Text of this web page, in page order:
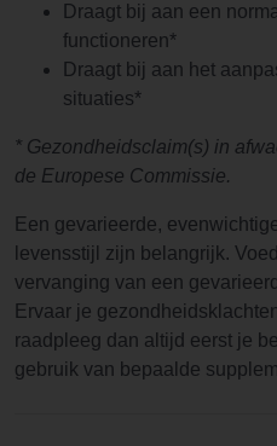
Draagt bij aan een
functioneren*
Draagt bij aan het
situaties*
* Gezondheidsclaim(s) in
de Europese Commissie.
Een gevarieerde,
levensstijl zijn belangrijk.
vervanging van een
Ervaar je
raadpleeg dan altijd eerst je
gebruik van bepaalde